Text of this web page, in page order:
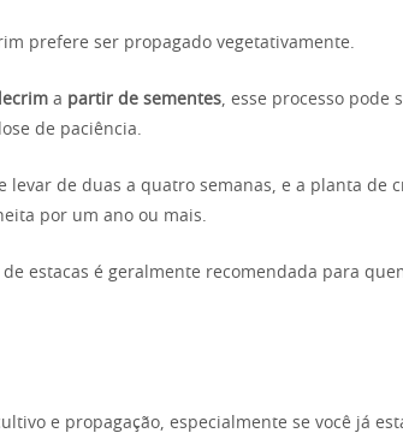
prefere ser propagado vegetativamente.
a partir de sementes, esse processo pode
de paciência.
levar de duas a quatro semanas, e a planta de
por um ano ou mais.
estacas é geralmente recomendada para
e propagação, especialmente se você já